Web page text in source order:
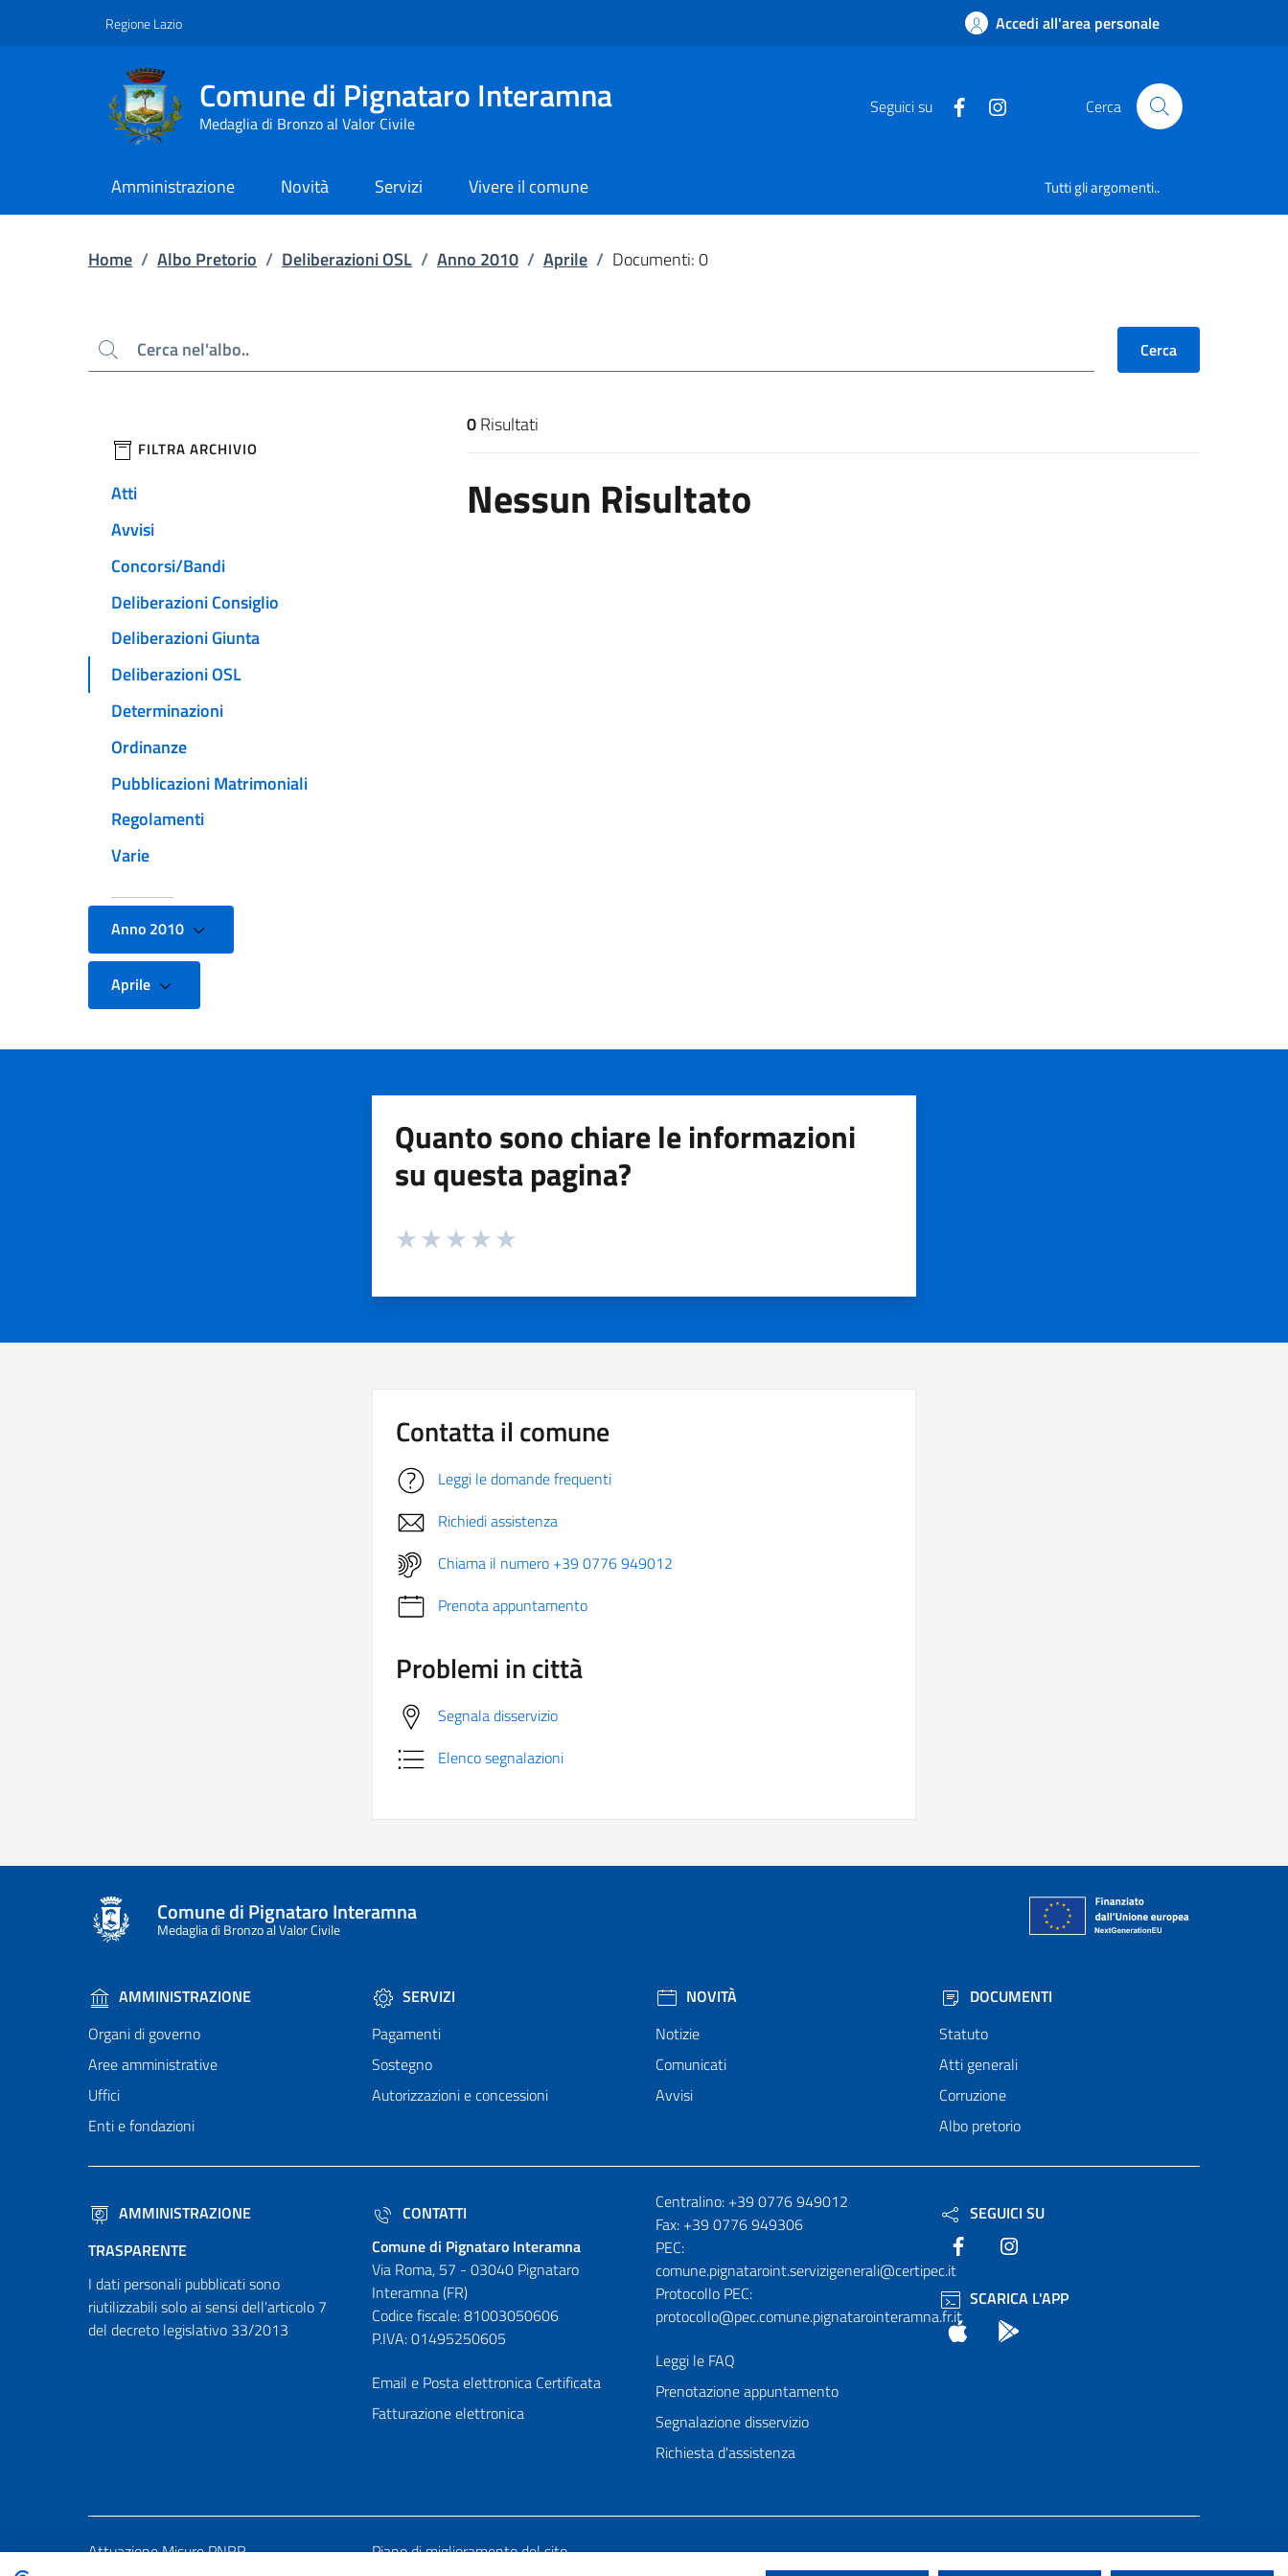
Regione Lazio Accedi all'area personale
Comune di Pignataro Interamna
Medaglia di Bronzo al Valor Civile
Seguici su Cerca
Amministrazione Novità Servizi Vivere il comune Tutti gli argomenti..
Home / Albo Pretorio / Deliberazioni OSL / Anno 2010 / Aprile / Documenti: 0
Cerca Cerca
filtri da applicare
FILTRA ARCHIVIO
Atti
Avvisi
Concorsi/Bandi
Deliberazioni Consiglio
Deliberazioni Giunta
Deliberazioni OSL
Determinazioni
Ordinanze
Pubblicazioni Matrimoniali
Regolamenti
Varie
Anno 2010
Aprile
Risultati di ricerca
0Risultati
Nessun Risultato
Quanto sono chiare le informazioni
su questa pagina?
Valuta da 1 a 5 stelle la pagina
Contatta il comune
Leggi le domande frequenti
Richiedi assistenza
Chiama il numero +39 0776 949012
Prenota appuntamento
Problemi in città
Segnala disservizio
Elenco segnalazioni
Comune di Pignataro Interamna
Medaglia di Bronzo al Valor Civile
AMMINISTRAZIONE
Organi di governo
Aree amministrative
Uffici
Enti e fondazioni
SERVIZI
Pagamenti
Sostegno
Autorizzazioni e concessioni
NOVITÀ
Notizie
Comunicati
Avvisi
DOCUMENTI
Statuto
Atti generali
Corruzione
Albo pretorio
AMMINISTRAZIONE
TRASPARENTE
I dati personali pubblicati sono
riutilizzabili solo ai sensi dell'articolo 7
del decreto legislativo 33/2013
CONTATTI
Comune di Pignataro Interamna
Via Roma, 57 - 03040 Pignataro
Interamna (FR)
Codice fiscale: 81003050606
P.IVA: 01495250605
Email e Posta elettronica Certificata
Fatturazione elettronica
Numeri utili
Centralino: +39 0776 949012
Fax: +39 0776 949306
PEC:
comune.pignataroint.servizigenerali@certipec.it
Protocollo PEC:
protocollo@pec.comune.pignatarointeramna.fr.it
Leggi le FAQ
Prenotazione appuntamento
Segnalazione disservizio
Richiesta d'assistenza
SEGUICI SU
Facebook
SCARICA L'APP
App Store
Attuazione Misure PNRR Piano di miglioramento del sito